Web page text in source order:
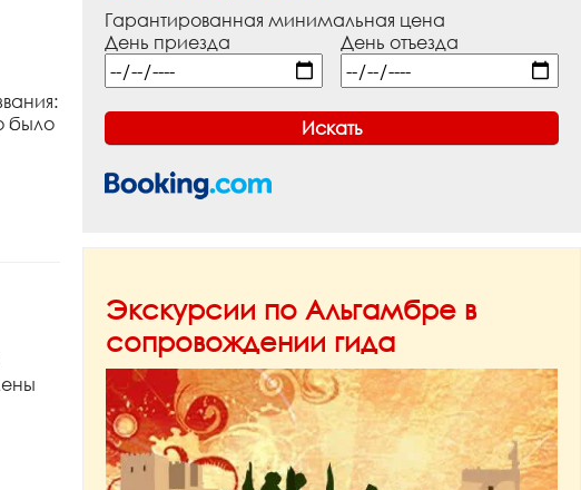
было
Гарантированная минимальная цена
День приезда
День отъезда
Экскурсии по Альгамбре в
сопровождении гида